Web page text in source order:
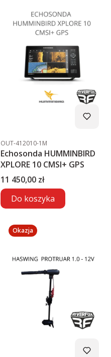
Kod produktu
OUT-412010-1M
Echosonda HUMMINBIRD
XPLORE 10 CMSI+ GPS
Cena
11 450,00 zł
Do koszyka
Okazja